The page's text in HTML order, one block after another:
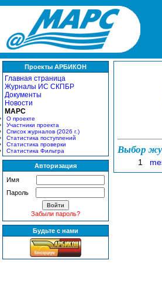
Проекты АРБИКОН
Главная страница
Журналы ИС СКПБР
Документы
Новости
МАРС
О проекте
Участники проекта
Список журналов (2026 г.)
Статистика поступлений
Статистика проверки
Статистика Фильтра
Авторизация
Имя
Пароль
Забыли пароль?
Будьте с нами
Выбор
1